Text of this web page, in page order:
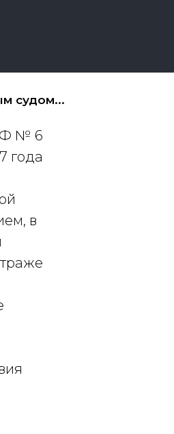
судом...
№ 6
года
в